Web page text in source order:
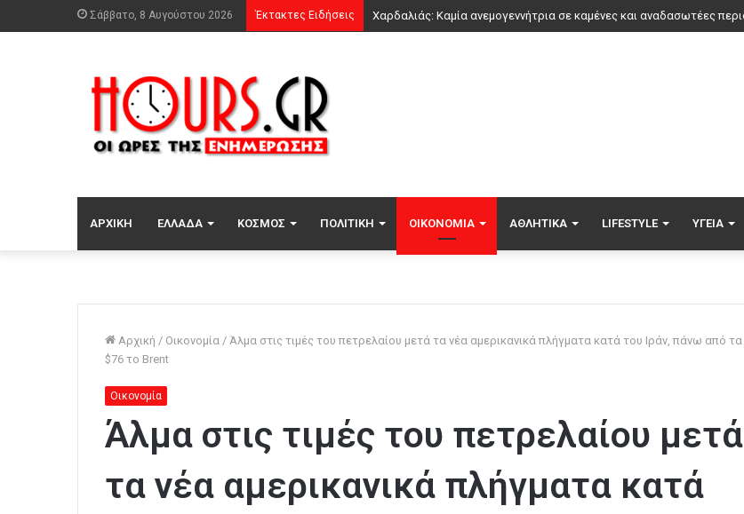
Σάββατο, 8 Αυγούστου 2026 Έκτακτες Ειδήσεις
ΑΡΧΙΚΉ ΕΛΛΆΔΑ ΚΌΣΜΟΣ ΠΟΛΙΤΙΚΉ ΟΙΚΟΝΟΜΊΑ ΑΘΛΗΤΙΚΆ LIFESTYLE ΥΓΕΊΑ
Αρχική / Οικονομία / Άλμα στις τιμές του πετρελαίου μετά τα νέα αμερικανικά πλήγματα κατά του Ιράν, πάνω από τα
$76 το Brent
Οικονομία
Άλμα στις τιμές του πετρελαίου μετά
τα νέα αμερικανικά πλήγματα κατά